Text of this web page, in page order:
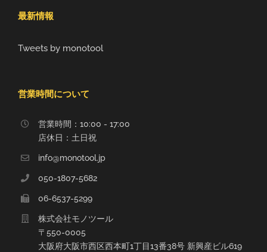
最新情報
Tweets by monotool
営業時間について
営業時間：10:00 - 17:00
店休日：土日祝
info@monotool.jp
050-1807-5682
06-6537-5299
株式会社モノツール
〒550-0005
大阪府大阪市西区西本町1丁目13番38号 新興産ビル619